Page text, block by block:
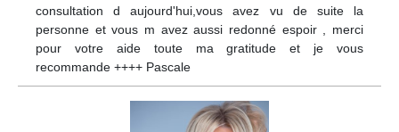
consultation d aujourd'hui,vous avez vu de suite la
personne et vous m avez aussi redonné espoir , merci
pour votre aide toute ma gratitude et je vous
recommande ++++ Pascale